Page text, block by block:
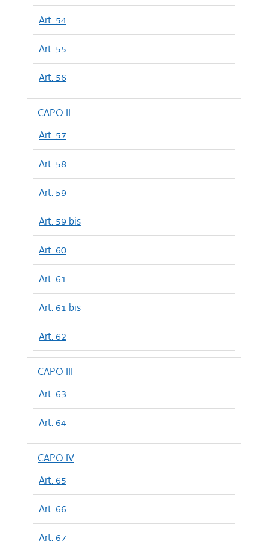
Art. 54
Art. 55
Art. 56
CAPO II
Art. 57
Art. 58
Art. 59
Art. 59 bis
Art. 60
Art. 61
Art. 61 bis
Art. 62
CAPO III
Art. 63
Art. 64
CAPO IV
Art. 65
Art. 66
Art. 67